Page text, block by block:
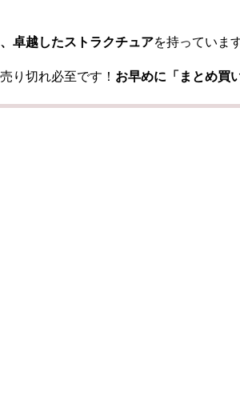
卓越したストラクチュアを持っていま
り切れ必至です！ お早めに「まとめ買